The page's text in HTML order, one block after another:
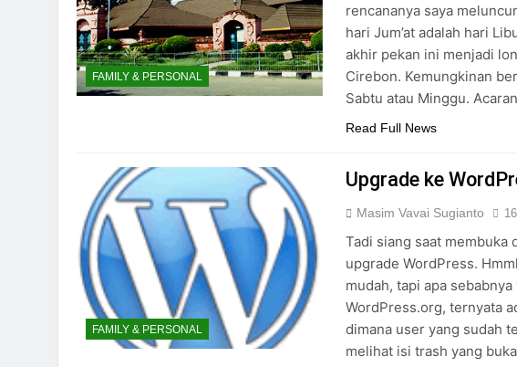
FAMILY & PERSONAL
rencananya saya
hari Jum’at adalah hari
akhir pekan ini menjadi
Cirebon. Kemungkinan
Sabtu atau Minggu.
Read Full News
FAMILY & PERSONAL
Upgrade ke
Masim Vavai Sugianto
Tadi siang saat membuka
upgrade WordPress.
mudah, tapi apa
WordPress.org, ternyata
dimana user yang sudah
melihat isi trash yang